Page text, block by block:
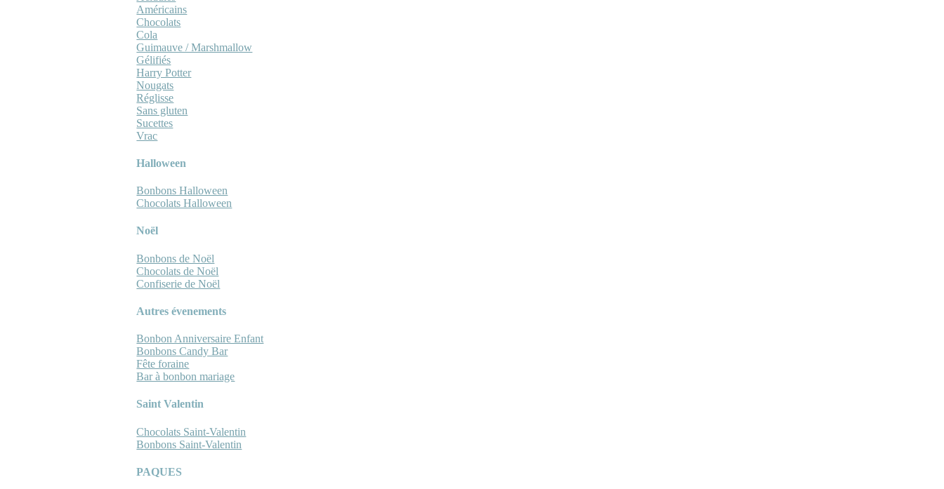
Américains
Chocolats
Cola
Guimauve / Marshmallow
Gélifiés
Harry Potter
Nougats
Réglisse
Sans gluten
Sucettes
Vrac
Halloween
Bonbons Halloween
Chocolats Halloween
Noël
Bonbons de Noël
Chocolats de Noël
Confiserie de Noël
Autres évenements
Bonbon Anniversaire Enfant
Bonbons Candy Bar
Fête foraine
Bar à bonbon mariage
Saint Valentin
Chocolats Saint-Valentin
Bonbons Saint-Valentin
PAQUES